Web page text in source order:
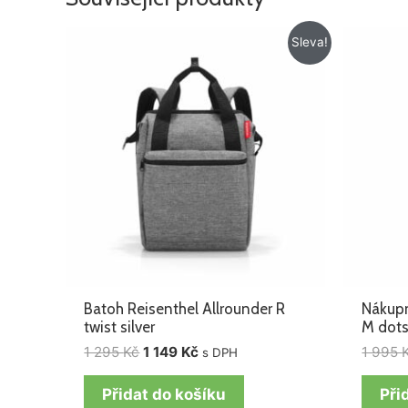
Sleva!
Batoh Reisenthel Allrounder R
twist silver
1 295Kč
1
295 Kč.
1 149 Kč
je:
149 Kč.
s DPH
Přidat do košíku
M dots
1 995